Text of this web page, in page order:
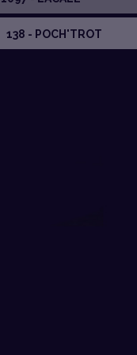
138 - POCH'TROT